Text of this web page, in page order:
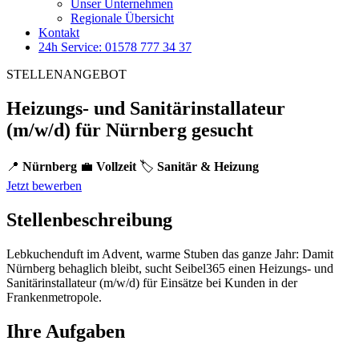
Unser Unternehmen
Regionale Übersicht
Kontakt
24h Service: 01578 777 34 37
STELLENANGEBOT
Heizungs- und Sanitärinstallateur
(m/w/d) für Nürnberg gesucht
📍 Nürnberg 💼 Vollzeit 🏷️ Sanitär & Heizung
Jetzt bewerben
Stellenbeschreibung
Lebkuchenduft im Advent, warme Stuben das ganze Jahr: Damit
Nürnberg behaglich bleibt, sucht Seibel365 einen Heizungs- und
Sanitärinstallateur (m/w/d) für Einsätze bei Kunden in der
Frankenmetropole.
Ihre Aufgaben